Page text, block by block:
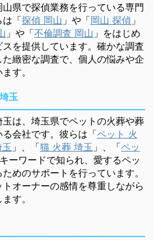
県で探偵業務を行っている専門
は「探偵 岡山 」や「岡山 探偵 」
」や「不倫調査 岡山 」をはじめ
を提供しています。確かな調査
緻密な調査で、個人の悩みや企
す。
玉
は、埼玉県でペットの火葬や葬
会社です。彼らは「ペット 火
」、「猫 火葬 埼玉 」、「ペッ
ーワードで知られ、愛するペッ
めのサポートを行っています。
オーナーの感情を尊重しながら
す。